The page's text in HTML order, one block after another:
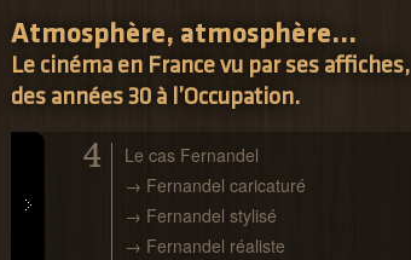
Atmosphère, atmosphère...
Le cinéma en France vu par ses affiches,
des années 30 à l’Occupation.
Le cas Fernandel
4
→ Fernandel caricaturé
→ Fernandel stylisé
→ Fernandel réaliste
Prev